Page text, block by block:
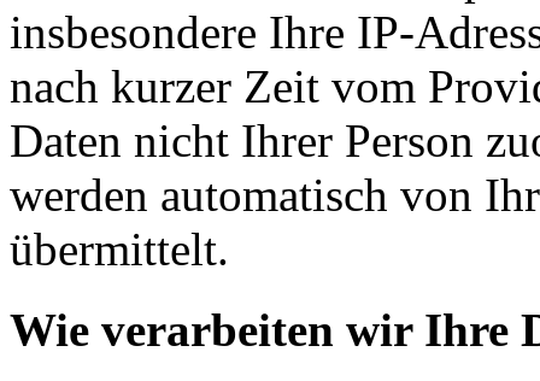
insbesondere Ihre IP-
nach kurzer Zeit vom
Daten nicht Ihrer Person
werden automatisch von
übermittelt.
Wie verarbeiten wir Ihre